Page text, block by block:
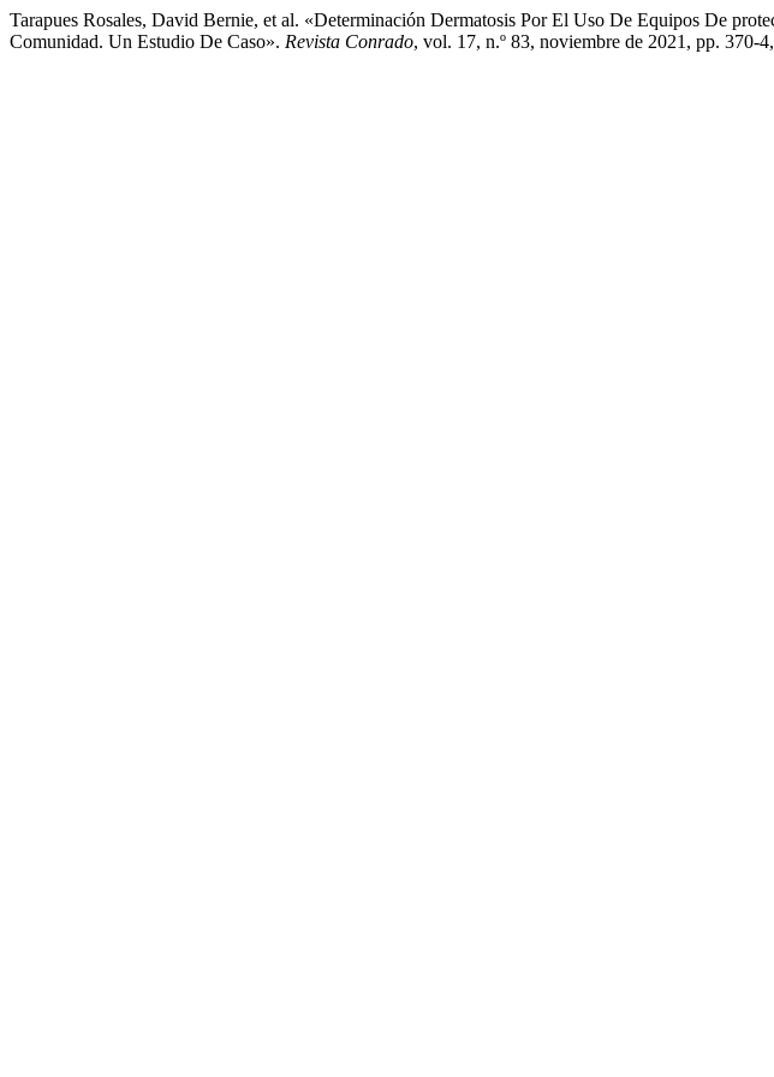
Tarapues Rosales, David Bernie, et al. «Determinación Dermatosis Por El Uso De Equipos De
Comunidad. Un Estudio De Caso». Revista Conrado, vol. 17, n.º 83, noviembre de 2021, pp. 370-